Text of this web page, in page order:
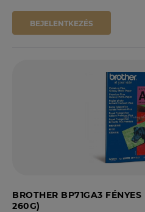
BEJELENTKEZÉS
BROTHER BP71GA3
260G)